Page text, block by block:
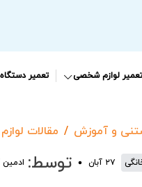
تعمیر لوازم شخصی تعمیر
و آموزش مقالات
۲۷ آبان توسط: ادمین